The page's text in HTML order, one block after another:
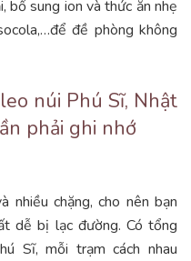
bổ sung ion và thức ăn nhẹ
đề phòng không
núi Phú Sĩ, Nhật
phải ghi nhớ
nhiều chặng, cho nên bạn
dễ bị lạc đường. Có tổng
Sĩ, mỗi trạm cách nhau